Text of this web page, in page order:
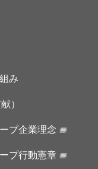
み
）
プ企業理念
プ行動憲章